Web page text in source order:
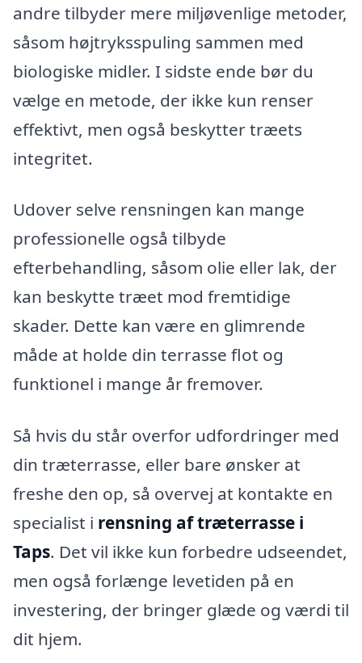
andre tilbyder mere miljøvenlige metoder,
såsom højtryksspuling sammen med
biologiske midler. I sidste ende bør du
vælge en metode, der ikke kun renser
effektivt, men også beskytter træets
integritet.
Udover selve rensningen kan mange
professionelle også tilbyde
efterbehandling, såsom olie eller lak, der
kan beskytte træet mod fremtidige
skader. Dette kan være en glimrende
måde at holde din terrasse flot og
funktionel i mange år fremover.
Så hvis du står overfor udfordringer med
din træterrasse, eller bare ønsker at
freshe den op, så overvej at kontakte en
specialist i rensning af træterrasse i
Taps. Det vil ikke kun forbedre udseendet,
men også forlænge levetiden på en
investering, der bringer glæde og værdi til
dit hjem.